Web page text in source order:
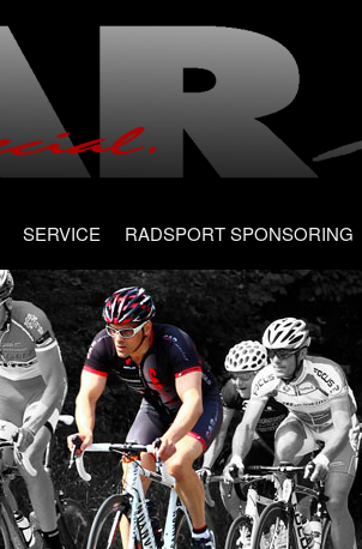
SERVICE RADSPORT SPONSORING